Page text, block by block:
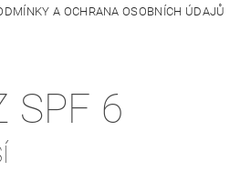
A OCHRANA OSOBNÍCH ÚDAJŮ
SPF 6